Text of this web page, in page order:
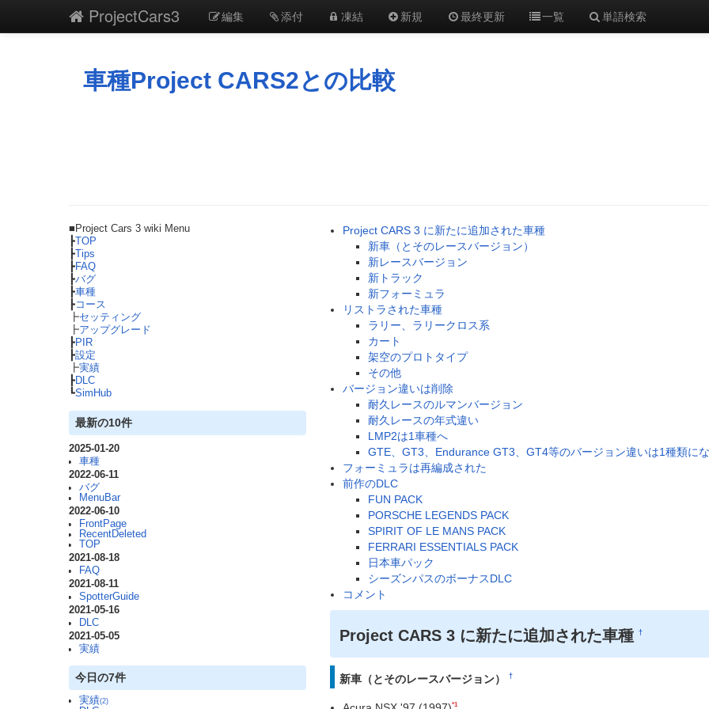
ProjectCars3 編集 添付 凍結 新規 最終更新 一覧 単語検索
車種Project CARS2との比較
■Project Cars 3 wiki Menu
┣ TOP
┣ Tips
┣FAQ
┣バグ
┣車種
┣コース
┣セッティング
┣アップグレード
┣PIR
┣設定
┣実績
┣DLC
┗SimHub
最新の10件
2025-01-20
車種
2022-06-11
バグ
MenuBar
2022-06-10
FrontPage
RecentDeleted
TOP
2021-08-18
FAQ
2021-08-11
SpotterGuide
2021-05-16
DLC
2021-05-05
実績
今日の7件
実績(2)
Project CARS 3 に新たに追加された車種
新車（とそのレースバージョン）
新レースバージョン
新トラック
新フォーミュラ
リストラされた車種
ラリー、ラリークロス系
カート
架空のプロトタイプ
その他
バージョン違いは削除
耐久レースのルマンバージョン
耐久レースの年式違い
LMP2は1車種へ
GTE、GT3、Endurance GT3、GT4等のバージョン違いは1種類に
フォーミュラは再編成された
前作のDLC
FUN PACK
PORSCHE LEGENDS PACK
SPIRIT OF LE MANS PACK
FERRARI ESSENTIALS PACK
日本車パック
シーズンパスのボーナスDLC
コメント
Project CARS 3 に新たに追加された車種†
新車（とそのレースバージョン） †
*1